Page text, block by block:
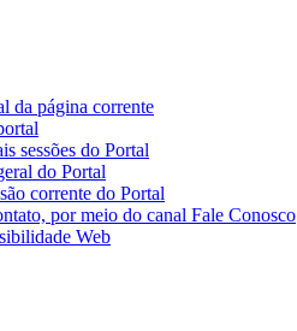
da página corrente
sessões do Portal
do Portal
corrente do Portal
por meio do canal Fale Conosco
Web